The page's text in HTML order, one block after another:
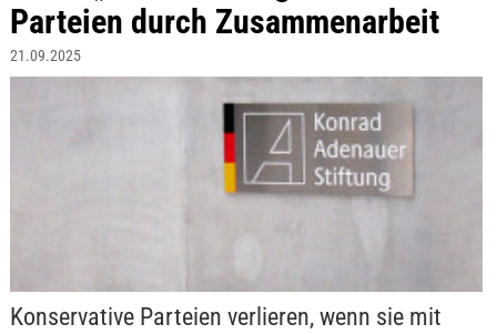
Parteien durch Zusammenarbeit
21.09.2025
Konservative Parteien verlieren, wenn sie mit